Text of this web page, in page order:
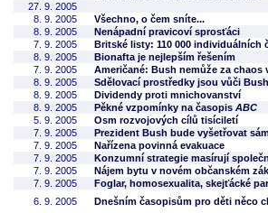
27. 9. 2005
8. 9. 2005
Všechno, o čem sníte...
8. 9. 2005
Nenápadní pravicoví sprosťáci
7. 9. 2005
Britské listy: 110 000 individuálních
8. 9. 2005
Bionafta je nejlepším řešením
7. 9. 2005
Američané: Bush nemůže za chaos
8. 9. 2005
Sdělovací prostředky jsou vůči
8. 9. 2005
Dividendy proti mnichovanství
8. 9. 2005
Pěkné vzpomínky na časopis ABC
5. 9. 2005
Osm rozvojových cílů tisíciletí
7. 9. 2005
Prezident Bush bude vyšetřovat
7. 9. 2005
Nařízena povinná evakuace
7. 9. 2005
Konzumní strategie masírují
7. 9. 2005
Nájem bytu v novém občanském
7. 9. 2005
Foglar, homosexualita, skejťácké
6. 9. 2005
Dnešním časopisům pro děti něco